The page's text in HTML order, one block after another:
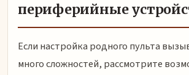
периферийные
Если настройка родного пульта
много сложностей, рассмотрите